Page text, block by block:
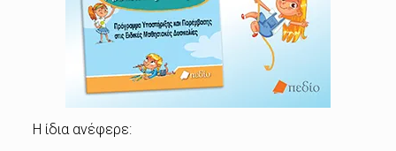
Η ίδια ανέφερε: